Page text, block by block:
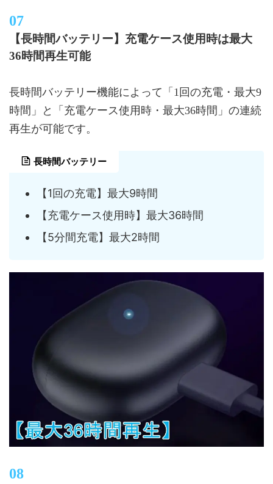
【長時間バッテリー】充電ケース使用時は最大
36時間再生可能
長時間バッテリー機能によって「1回の充電・最大9
時間」と「充電ケース使用時・最大36時間」の連続
再生が可能です。
長時間バッテリー
【1回の充電】最大9時間
【充電ケース使用時】最大36時間
【5分間充電】最大2時間